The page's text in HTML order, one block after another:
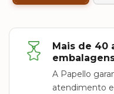
Mais de 40
A Papello
atendimento